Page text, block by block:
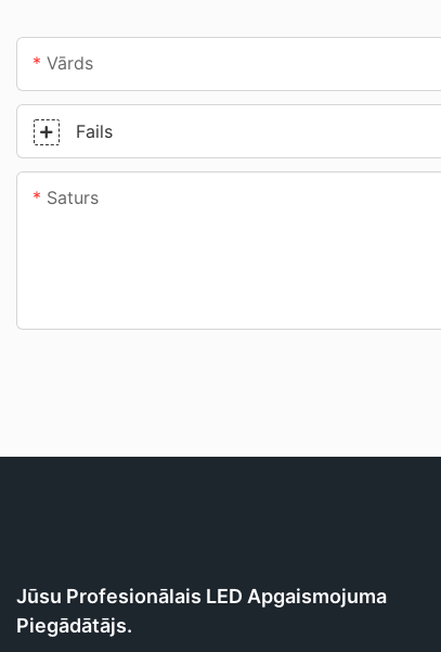
Vārds
Fails
Saturs
Jūsu Profesionālais LED Apgaismojuma
Piegādātājs.